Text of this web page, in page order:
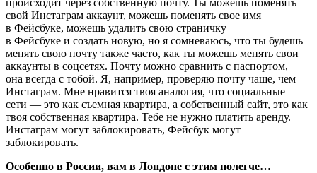
свой Инстаграм аккаунт, можешь поменять свое имя
в Фейсбуке, можешь удалить свою страничку
в Фейсбуке и создать новую, но я сомневаюсь, что ты будешь
менять свою почту также часто, как ты можешь менять свои
аккаунты в соцсетях. Почту можно сравнить с паспортом,
она всегда с тобой. Я, например, проверяю почту чаще, чем
Инстаграм. Мне нравится твоя аналогия, что социальные
сети — это как съемная квартира, а собственный сайт, это как
твоя собственная квартира. Тебе не нужно платить аренду.
Инстаграм могут заблокировать, Фейсбук могут
заблокировать.
Особенно в России, вам в Лондоне с этим полегче…